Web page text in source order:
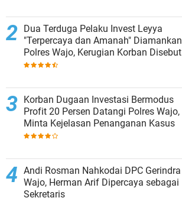
Dua Terduga Pelaku Invest Leyya
"Terpercaya dan Amanah" Diamankan
Polres Wajo, Kerugian Korban Disebut
Capai Rp8 Miliar
Korban Dugaan Investasi Bermodus
Profit 20 Persen Datangi Polres Wajo,
Minta Kejelasan Penanganan Kasus
Andi Rosman Nahkodai DPC Gerindra
Wajo, Herman Arif Dipercaya sebagai
Sekretaris